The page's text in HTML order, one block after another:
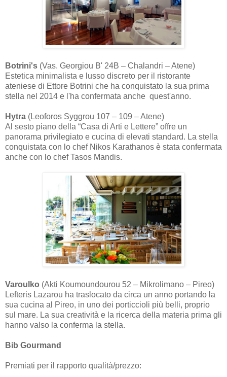
Botrini's (Vas. Georgiou B' 24B – Chalandri – Atene)
Estetica minimalista e lusso discreto per il ristorante
ateniese di Ettore Botrini che ha conquistato la sua prima
stella nel 2014 e l'ha confermata anche quest'anno.
Hytra (Leoforos Syggrou 107 – 109 – Atene)
Al sesto piano della “Casa di Arti e Lettere” offre un
panorama privilegiato e cucina di elevati standard. La stella
conquistata con lo chef Nikos Karathanos è stata confermata
anche con lo chef Tasos Mandis.
Varoulko (Akti Koumoundourou 52 – Mikrolimano – Pireo)
Lefteris Lazarou ha traslocato da circa un anno portando la
sua cucina al Pireo, in uno dei porticcioli più belli, proprio
sul mare. La sua creatività e la ricerca della materia prima gli
hanno valso la conferma la stella.
Bib Gourmand
Premiati per il rapporto qualità/prezzo: